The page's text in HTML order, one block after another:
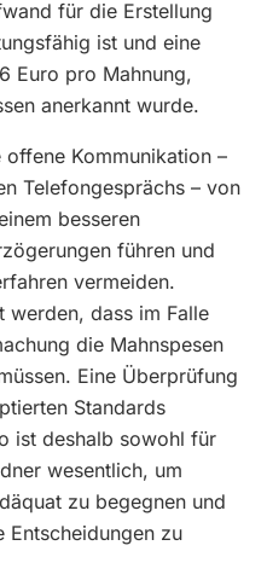
für die Erstellung
ist und eine
Euro pro Mahnung,
anerkannt wurde.
offene Kommunikation –
Telefongesprächs – von
besseren
führen und
vermeiden.
werden, dass im Falle
die Mahnspesen
Eine Überprüfung
Standards
ist deshalb sowohl für
wesentlich, um
zu begegnen und
Entscheidungen zu